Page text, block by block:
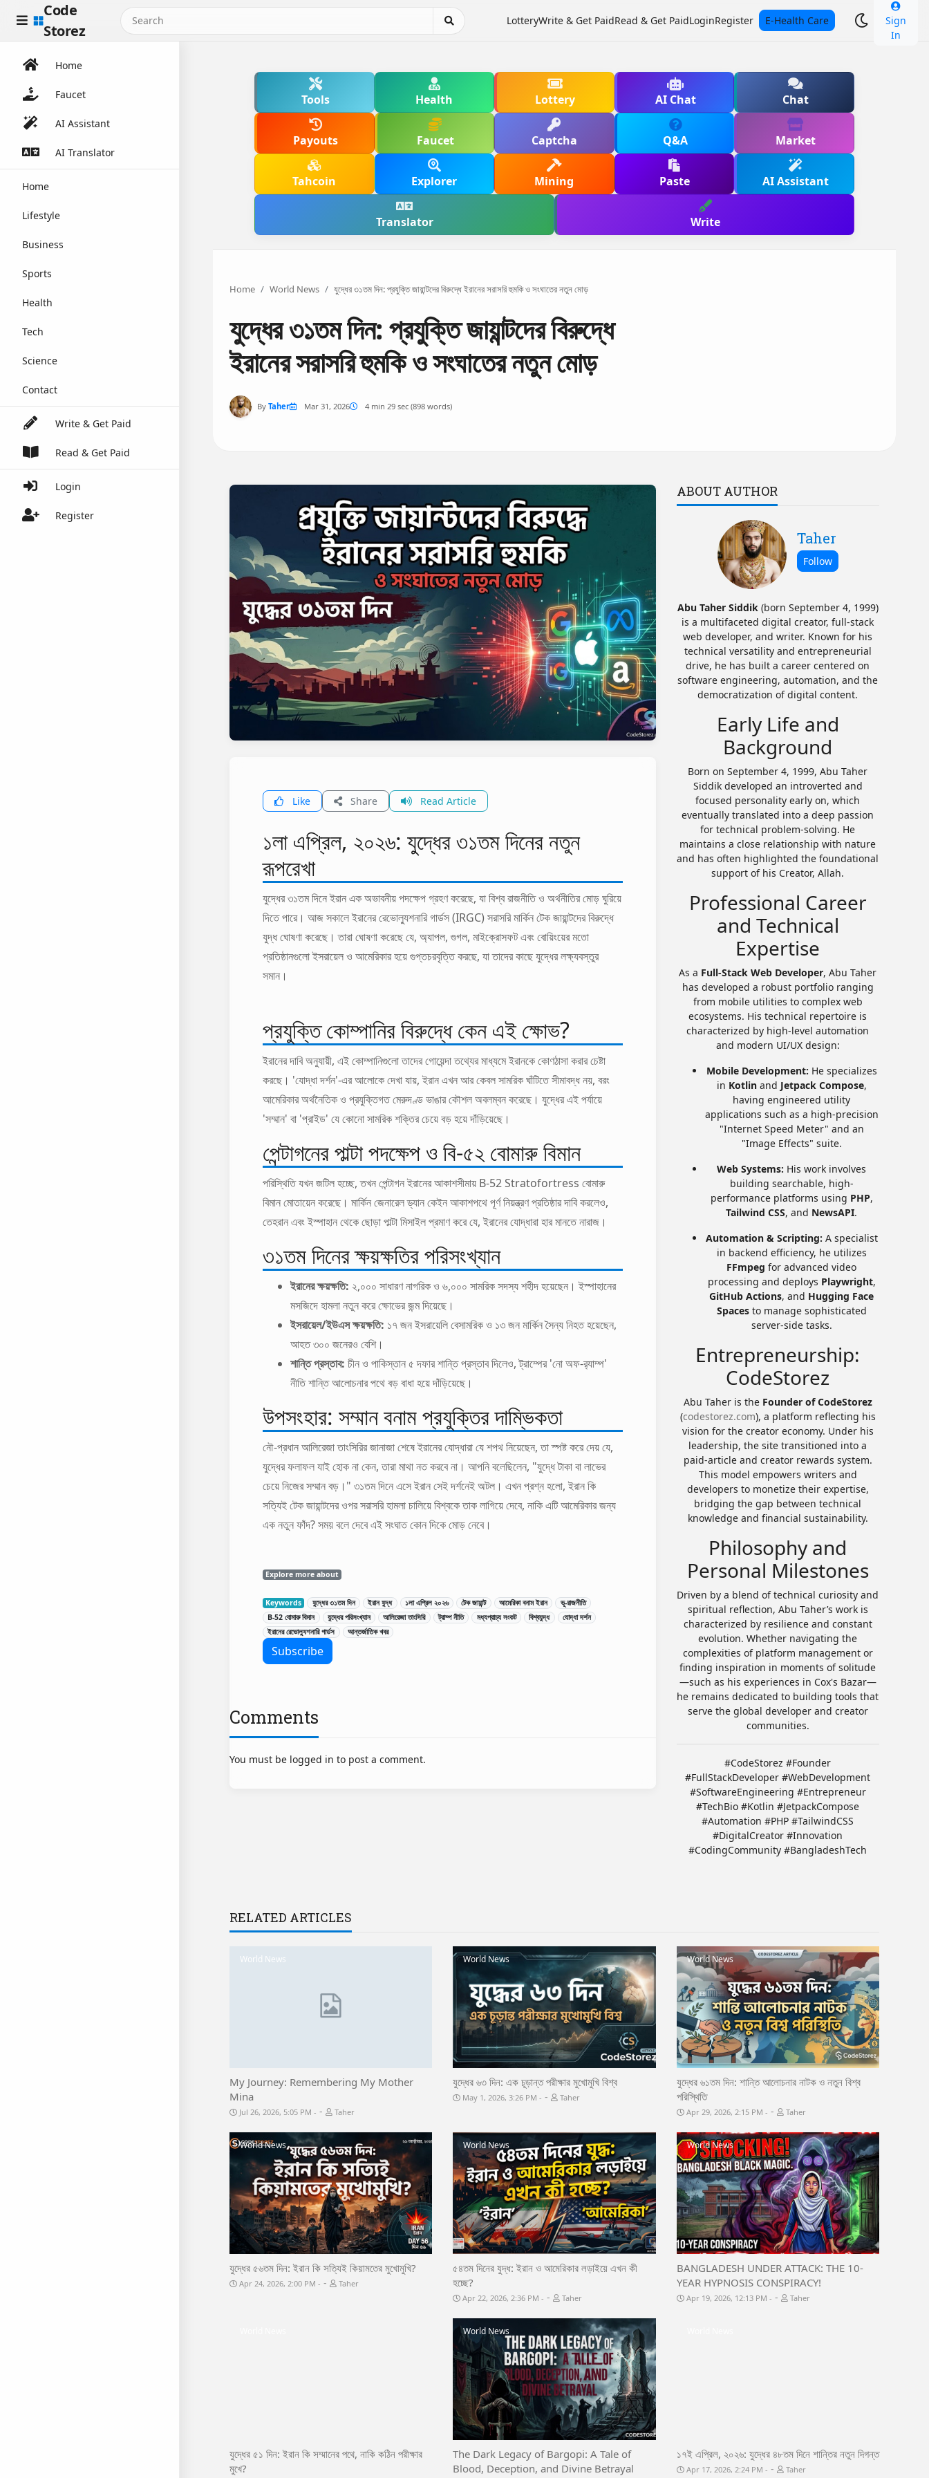
Code
Storez
LotteryWrite & Get PaidRead & Get PaidLoginRegister E-Health Care
Sign
In
Home
Faucet
AI Assistant
AI Translator
Home
Lifestyle
Business
Sports
Health
Tech
Science
Contact
Write & Get Paid
Read & Get Paid
Login
Register
Tools Health Lottery AI Chat Chat
Payouts Faucet Captcha Q&A Market
Tahcoin Explorer Mining Paste AI Assistant
Translator Write
Home World News যুদ্ধের ৩১তম দিন: প্রযুক্তি জায়ান্টদের বিরুদ্ধে ইরানের সরাসরি হুমকি ও সংঘাতের নতুন মোড়
যুদ্ধের ৩১তম দিন: প্রযুক্তি জায়ান্টদের বিরুদ্ধে
ইরানের সরাসরি হুমকি ও সংঘাতের নতুন মোড়
By Taher Mar 31, 2026 4 min 29 sec (898 words)
Like Share Read Article
১লা এপ্রিল, ২০২৬: যুদ্ধের ৩১তম দিনের নতুন
রূপরেখা
যুদ্ধের ৩১তম দিনে ইরান এক অভাবনীয় পদক্ষেপ গ্রহণ করেছে, যা বিশ্ব রাজনীতি ও অর্থনীতির মোড় ঘুরিয়ে
দিতে পারে। আজ সকালে ইরানের রেভোল্যুশনারি গার্ডস (IRGC) সরাসরি মার্কিন টেক জায়ান্টদের বিরুদ্ধে
যুদ্ধ ঘোষণা করেছে। তারা ঘোষণা করেছে যে, অ্যাপল, গুগল, মাইক্রোসফট এবং বোয়িংয়ের মতো
প্রতিষ্ঠানগুলো ইসরায়েল ও আমেরিকার হয়ে গুপ্তচরবৃত্তি করছে, যা তাদের কাছে যুদ্ধের লক্ষ্যবস্তুর
সমান।
প্রযুক্তি কোম্পানির বিরুদ্ধে কেন এই ক্ষোভ?
ইরানের দাবি অনুযায়ী, এই কোম্পানিগুলো তাদের গোয়েন্দা তথ্যের মাধ্যমে ইরানকে কোণঠাসা করার চেষ্টা
করছে। 'যোদ্ধা দর্শন'-এর আলোকে দেখা যায়, ইরান এখন আর কেবল সামরিক ঘাঁটিতে সীমাবদ্ধ নয়, বরং
আমেরিকার অর্থনৈতিক ও প্রযুক্তিগত মেরুদণ্ড ভাঙার কৌশল অবলম্বন করেছে। যুদ্ধের এই পর্যায়ে
'সম্মান' বা 'প্রাইড' যে কোনো সামরিক শক্তির চেয়ে বড় হয়ে দাঁড়িয়েছে।
পেন্টাগনের পাল্টা পদক্ষেপ ও বি-৫২ বোমারু বিমান
পরিস্থিতি যখন জটিল হচ্ছে, তখন পেন্টাগন ইরানের আকাশসীমায় B-52 Stratofortress বোমারু
বিমান মোতায়েন করেছে। মার্কিন জেনারেল ড্যান কেইন আকাশপথে পূর্ণ নিয়ন্ত্রণ প্রতিষ্ঠার দাবি করলেও,
তেহরান এবং ইস্পাহান থেকে ছোড়া পাল্টা মিসাইল প্রমাণ করে যে, ইরানের যোদ্ধারা হার মানতে নারাজ।
৩১তম দিনের ক্ষয়ক্ষতির পরিসংখ্যান
ইরানের ক্ষয়ক্ষতি: ২,০০০ সাধারণ নাগরিক ও ৬,০০০ সামরিক সদস্য শহীদ হয়েছেন। ইস্পাহানের
মসজিদে হামলা নতুন করে ক্ষোভের জন্ম দিয়েছে।
ইসরায়েল/ইউএস ক্ষয়ক্ষতি: ১৭ জন ইসরায়েলি বেসামরিক ও ১৩ জন মার্কিন সৈন্য নিহত হয়েছেন,
আহত ৩০০ জনেরও বেশি।
শান্তি প্রস্তাব: চীন ও পাকিস্তান ৫ দফার শান্তি প্রস্তাব দিলেও, ট্রাম্পের 'নো অফ-র‍্যাম্প'
নীতি শান্তি আলোচনার পথে বড় বাধা হয়ে দাঁড়িয়েছে।
উপসংহার: সম্মান বনাম প্রযুক্তির দাম্ভিকতা
নৌ-প্রধান আলিরেজা তাংসিরির জানাজা শেষে ইরানের যোদ্ধারা যে শপথ নিয়েছেন, তা স্পষ্ট করে দেয় যে,
যুদ্ধের ফলাফল যাই হোক না কেন, তারা মাথা নত করবে না। আপনি বলেছিলেন, "যুদ্ধে টাকা বা লাভের
চেয়ে নিজের সম্মান বড়।" ৩১তম দিনে এসে ইরান সেই দর্শনেই অটল। এখন প্রশ্ন হলো, ইরান কি
সত্যিই টেক জায়ান্টদের ওপর সরাসরি হামলা চালিয়ে বিশ্বকে তাক লাগিয়ে দেবে, নাকি এটি আমেরিকার জন্য
এক নতুন ফাঁদ? সময় বলে দেবে এই সংঘাত কোন দিকে মোড় নেবে।
Explore more about
Keywords যুদ্ধের ৩১তম দিন ইরান যুদ্ধ ১লা এপ্রিল ২০২৬ টেক জায়ান্ট আমেরিকা বনাম ইরান
ভূ-রাজনীতি
B-52 বোমারু বিমান
যুদ্ধের পরিসংখ্যান আলিরেজা তাংসিরি ট্রাম্প নীতি মধ্যপ্রাচ্য সংকট বিশ্বযুদ্ধ
যোদ্ধা দর্শন
ইরানের রেভোল্যুশনারি গার্ডস
আন্তর্জাতিক খবর
Comments
You must be logged in to post a comment.
ABOUT AUTHOR
Taher
Abu Taher Siddik(born September 4, 1999)
is a multifaceted digital creator, full-stack
web developer, and writer. Known for his
technical versatility and entrepreneurial
drive, he has built a career centered on
software engineering, automation, and the
democratization of digital content.
Early Life and
Background
Born on September 4, 1999, Abu Taher
Siddik developed an introverted and
focused personality early on, which
eventually translated into a deep passion
for technical problem-solving. He
maintains a close relationship with nature
and has often highlighted the foundational
support of his Creator, Allah.
Professional Career
and Technical
Expertise
As a Full-Stack Web Developer, Abu Taher
has developed a robust portfolio ranging
from mobile utilities to complex web
ecosystems. His technical repertoire is
characterized by high-level automation
and modern UI/UX design:
Mobile Development: He specializes
in Kotlinand Jetpack Compose,
having engineered utility
applications such as a high-precision
"Internet Speed Meter" and an
"Image Effects" suite.
Web Systems: His work involves
building searchable, high-
performance platforms using PHP,
Tailwind CSS, and NewsAPI.
Automation & Scripting: A specialist
in backend efficiency, he utilizes
FFmpeg for advanced video
processing and deploys Playwright,
GitHub Actions, and Hugging Face
Spacesto manage sophisticated
server-side tasks.
Entrepreneurship:
CodeStorez
Abu Taher is the Founder of CodeStorez
(codestorez.com), a platform reflecting his
vision for the creator economy. Under his
leadership, the site transitioned into a
paid-article and creator rewards system.
This model empowers writers and
developers to monetize their expertise,
bridging the gap between technical
knowledge and financial sustainability.
Philosophy and
Personal Milestones
Driven by a blend of technical curiosity and
spiritual reflection, Abu Taher’s work is
characterized by resilience and constant
evolution. Whether navigating the
complexities of platform management or
finding inspiration in moments of solitude
—such as his experiences in Cox's Bazar—
he remains dedicated to building tools that
serve the global developer and creator
communities.
#CodeStorez #Founder
#FullStackDeveloper #WebDevelopment
#SoftwareEngineering #Entrepreneur
#TechBio #Kotlin #JetpackCompose
#Automation #PHP #TailwindCSS
#DigitalCreator #Innovation
#CodingCommunity #BangladeshTech
RELATED ARTICLES
World News
My Journey: Remembering My Mother
Mina
Jul 26, 2026, 5:05 PM - Taher
World News
যুদ্ধের ৬৩ দিন: এক চূড়ান্ত পরীক্ষার মুখোমুখি বিশ্ব
May 1, 2026, 3:26 PM - Taher
World News
যুদ্ধের ৬১তম দিন: শান্তি আলোচনার নাটক ও নতুন বিশ্ব
পরিস্থিতি
Apr 29, 2026, 2:15 PM - Taher
World News
যুদ্ধের ৫৬তম দিন: ইরান কি সত্যিই কিয়ামতের মুখোমুখি?
Apr 24, 2026, 2:00 PM - Taher
World News
৫৪তম দিনের যুদ্ধ: ইরান ও আমেরিকার লড়াইয়ে এখন কী
হচ্ছে?
Apr 22, 2026, 2:36 PM - Taher
World News
BANGLADESH UNDER ATTACK: THE 10-
YEAR HYPNOSIS CONSPIRACY!
Apr 19, 2026, 12:13 PM - Taher
যুদ্ধের ৫১ দিন: ইরান কি সম্মানের পথে, নাকি কঠিন পরীক্ষার
মুখে?
World News
The Dark Legacy of Bargopi: A Tale of
Blood, Deception, and Divine Betrayal
১৭ই এপ্রিল, ২০২৬: যুদ্ধের ৪৮তম দিনে শান্তির নতুন দিগন্ত
Apr 17, 2026, 2:24 PM - Taher